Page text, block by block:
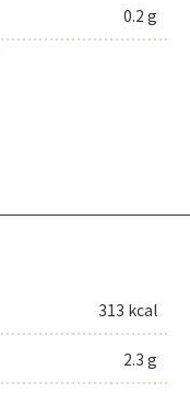
0.2 g
313 kcal
2.3 g